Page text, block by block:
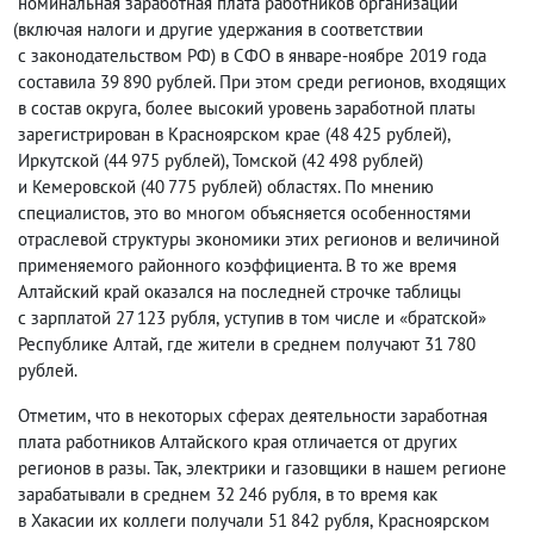
(включая налоги и другие удержания в соответствии
с законодательством РФ) в СФО в январе-ноябре 2019 года
составила 39 890 рублей. При этом среди регионов, входящих
в состав округа, более высокий уровень заработной платы
зарегистрирован в Красноярском крае (48 425 рублей),
Иркутской (44 975 рублей), Томской (42 498 рублей)
и Кемеровской (40 775 рублей) областях. По мнению
специалистов, это во многом объясняется особенностями
отраслевой структуры экономики этих регионов и величиной
применяемого районного коэффициента. В то же время
Алтайский край оказался на последней строчке таблицы
с зарплатой 27 123 рубля, уступив в том числе и «братской»
Республике Алтай, где жители в среднем получают 31 780
рублей.
Отметим, что в некоторых сферах деятельности заработная
плата работников Алтайского края отличается от других
регионов в разы. Так, электрики и газовщики в нашем регионе
зарабатывали в среднем 32 246 рубля, в то время как
в Хакасии их коллеги получали 51 842 рубля, Красноярском